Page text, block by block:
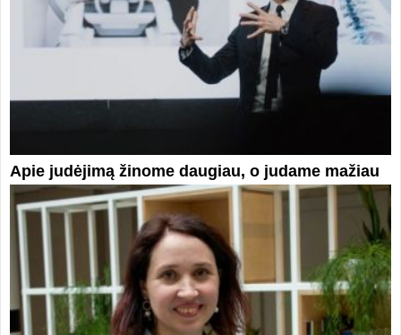
Apie judėjimą žinome daugiau, o judame mažiau